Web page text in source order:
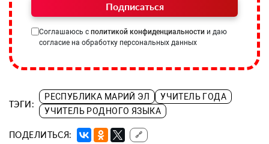
Подписаться
Соглашаюсь с политикой конфиденциальности и даю
согласие на обработку персональных данных
ТЭГИ:
РЕСПУБЛИКА МАРИЙ ЭЛ
УЧИТЕЛЬ ГОДА
УЧИТЕЛЬ РОДНОГО ЯЗЫКА
ПОДЕЛИТЬСЯ: 🔗